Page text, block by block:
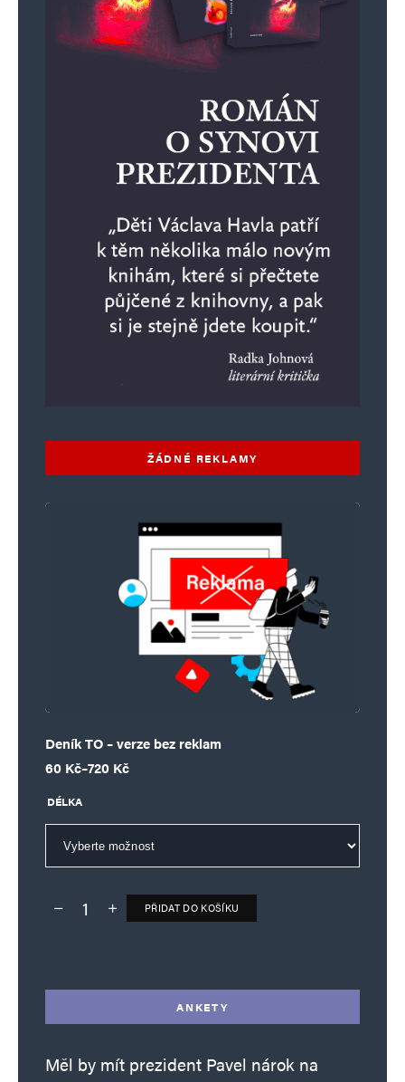
ŽÁDNÉ REKLAMY
Deník TO – verze bez reklam
60 Kč–720 Kč
Rozpětí cen: 60 Kč až 720 Kč
DÉLKA
Deník TO – verze bez reklam množství
PŘIDAT DO KOŠÍKU
ANKETY
Měl by mít prezident Pavel nárok na